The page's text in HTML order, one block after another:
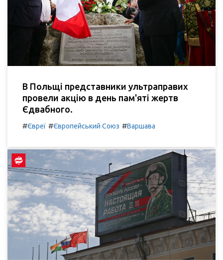
В Польщі представники ультраправих
провели акцію в день пам'яті жертв
Єдвабного.
#Євреї #Європейський Союз #Варшава